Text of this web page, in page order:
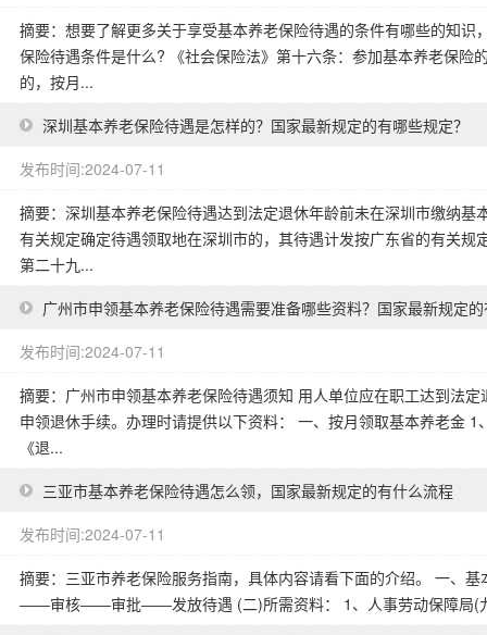
摘要：想要了解更多关于享受基本养老保险待遇的条件有哪些的知
保险待遇条件是什么? 《社会保险法》第十六条：参加基本养老保险
的，按月...
深圳基本养老保险待遇是怎样的？国家最新规定的有哪些规定？
发布时间:2024-07-11
摘要：深圳基本养老保险待遇达到法定退休年龄前未在深圳市缴纳
有关规定确定待遇领取地在深圳市的，其待遇计发按广东省的有关
第二十九...
广州市申领基本养老保险待遇需要准备哪些资料？国家最新规定
发布时间:2024-07-11
摘要：广州市申领基本养老保险待遇须知 用人单位应在职工达到法
申领退休手续。办理时请提供以下资料： 一、按月领取基本养老金
《退...
三亚市基本养老保险待遇怎么领，国家最新规定的有什么流程
发布时间:2024-07-11
摘要：三亚市养老保险服务指南，具体内容请看下面的介绍。 一、
――审核――审批――发放待遇 (二)所需资料： 1、人事劳动保障局(